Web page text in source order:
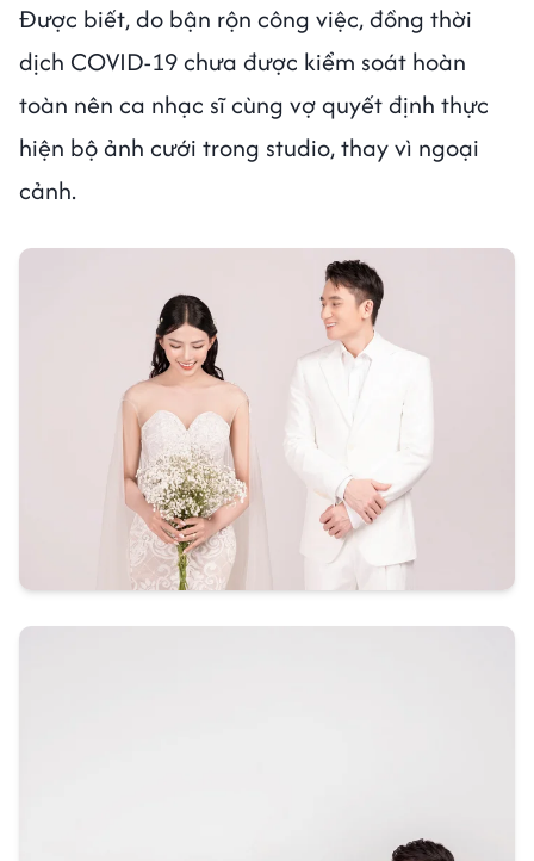
Được biết, do bận rộn công việc, đồng thời
dịch COVID-19 chưa được kiểm soát hoàn
toàn nên ca nhạc sĩ cùng vợ quyết định thực
hiện bộ ảnh cưới trong studio, thay vì ngoại
cảnh.